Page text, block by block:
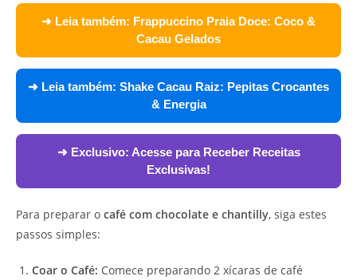
➜ Leia também: Frappuccino Praia Doce: Coco &
Cacau Gelados
➜ Leia também: Shake Cacau Raiz: Pepitas Crocantes
& Energia
➜ Exclusivo: Acesse para Receber Receitas
Exclusivas!
Para preparar o café com chocolate e chantilly, siga estes
passos simples:
Coar o Café: Comece preparando 2 xícaras de café